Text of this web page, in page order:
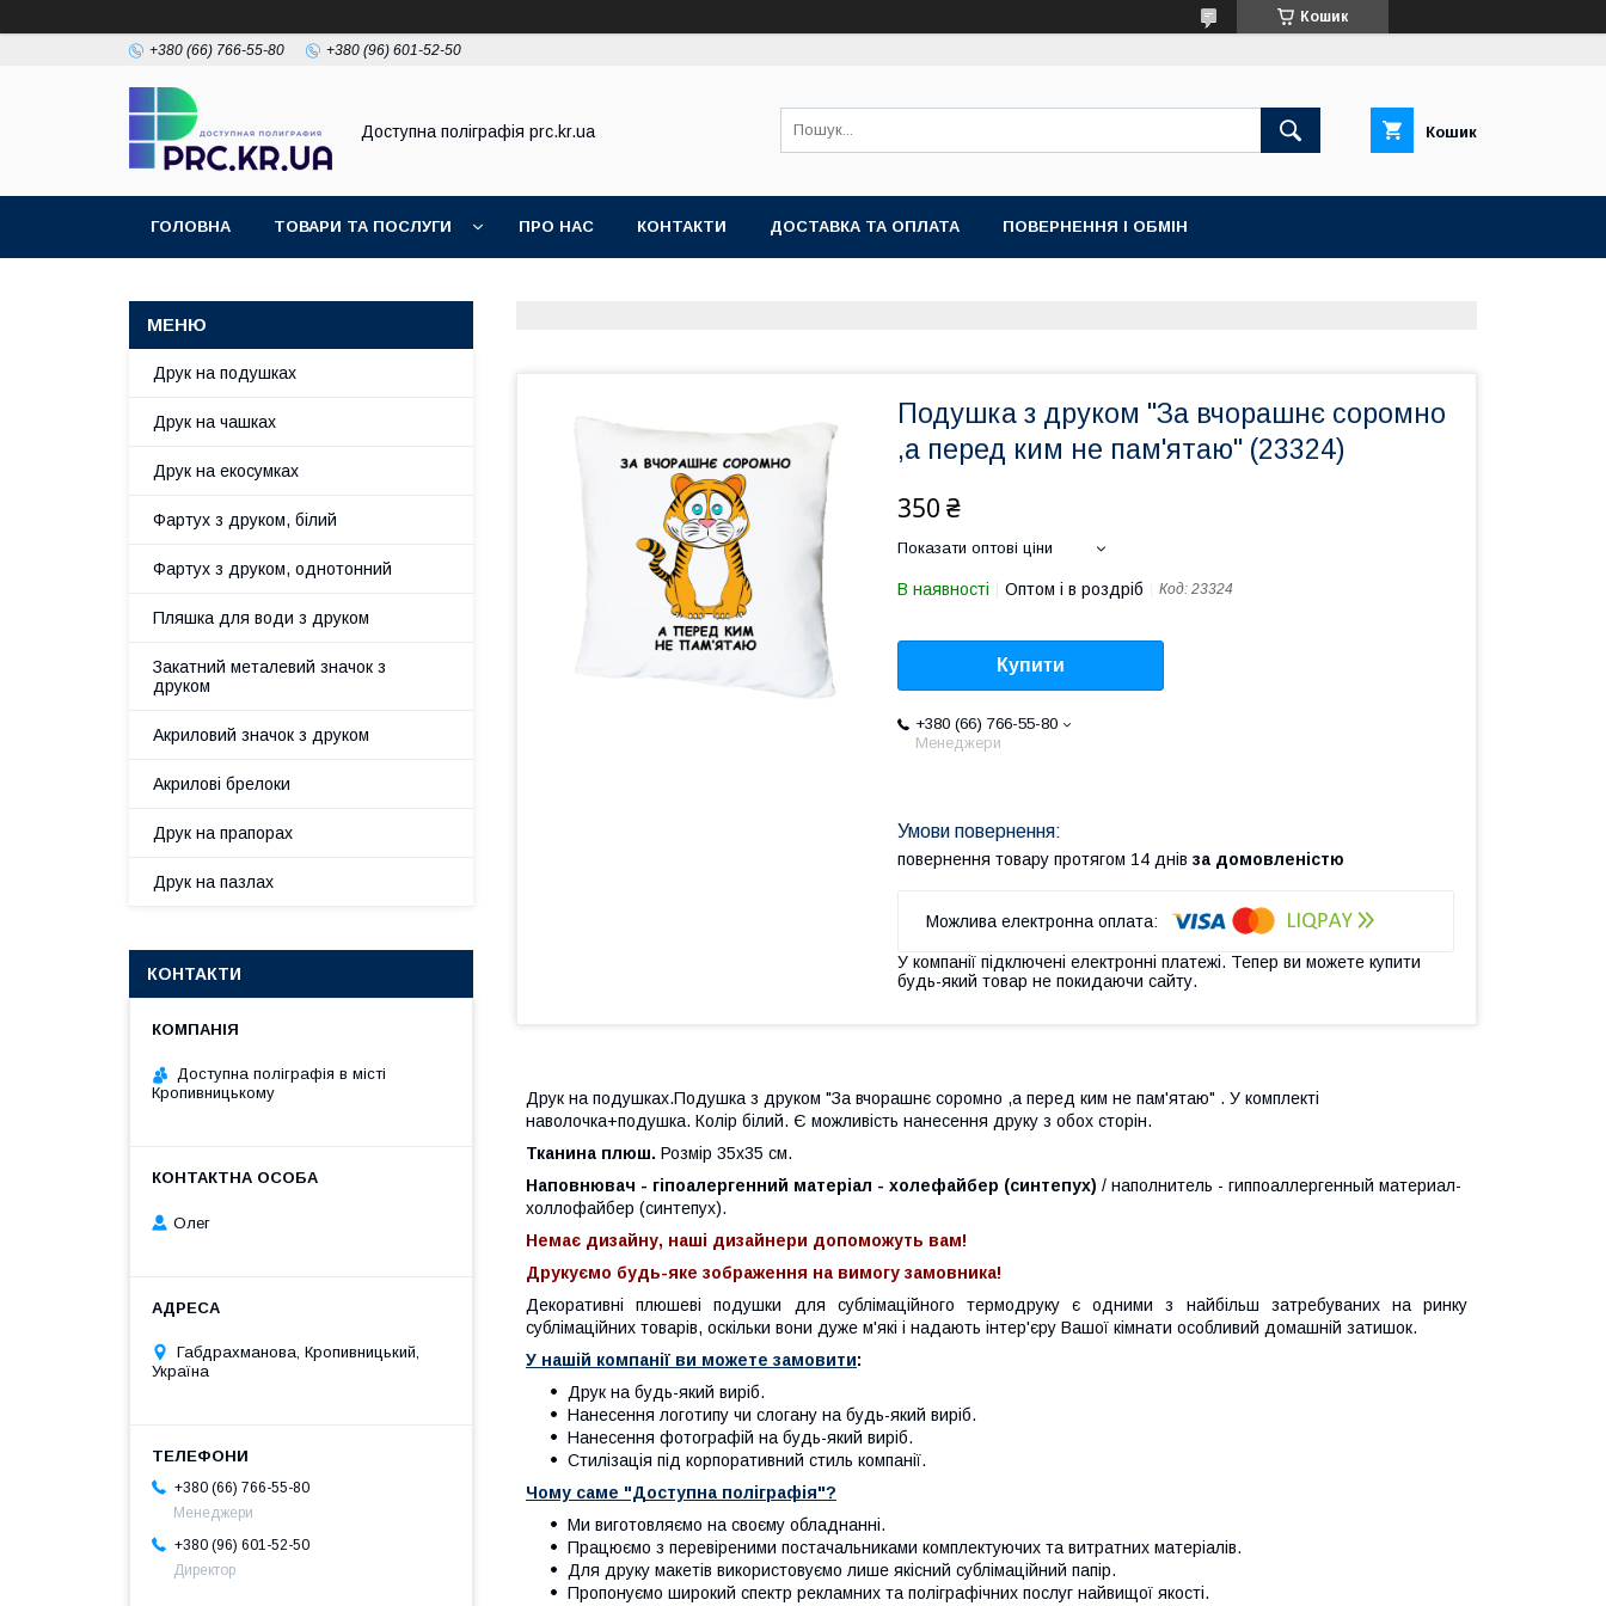
Кошик
+380 (66) 766-55-80 +380 (96) 601-52-50
Доступна поліграфія prc.kr.ua Кошик
ГОЛОВНА ТОВАРИ ТА ПОСЛУГИ ПРО НАС КОНТАКТИ ДОСТАВКА ТА ОПЛАТА ПОВЕРНЕННЯ І ОБМІН
Подушка з друком "За вчорашнє соромно
,а перед ким не пам'ятаю" (23324)
350 ₴
Показати оптові ціни
В наявності Оптом і в роздріб Код: 23324
Купити
+380 (66) 766-55-80
Менеджери
повернення товару протягом 14 днів за домовленістю
У компанії підключені електронні платежі. Тепер ви можете купити
будь-який товар не покидаючи сайту.
Друк на подушках.Подушка з друком "За вчорашнє соромно ,а перед ким не пам'ятаю" . У комплекті
наволочка+подушка. Колір білий. Є можливість нанесення друку з обох сторін.
Тканина плюш. Розмір 35х35 см.
Наповнювач - гіпоалергенний матеріал - холефайбер (синтепух) / наполнитель - гиппоаллергенный материал-
холлофайбер (синтепух).
Немає дизайну, наші дизайнери допоможуть вам!
Друкуємо будь-яке зображення на вимогу замовника!
Декоративні плюшеві подушки для сублімаційного термодруку є одними з найбільш затребуваних на ринку
сублімаційних товарів, оскільки вони дуже м'які і надають інтер'єру Вашої кімнати особливий домашній затишок.
У нашій компанії ви можете замовити:
Друк на будь-який виріб.
Нанесення логотипу чи слогану на будь-який виріб.
Нанесення фотографій на будь-який виріб.
Стилізація під корпоративний стиль компанії.
Чому саме "Доступна поліграфія"?
Ми виготовляємо на своєму обладнанні.
Працюємо з перевіреними постачальниками комплектуючих та витратних матеріалів.
Для друку макетів використовуємо лише якісний сублімаційний папір.
Пропонуємо широкий спектр рекламних та поліграфічних послуг найвищої якості.
Друк на подушках
Друк на чашках
Друк на екосумках
Фартух з друком, білий
Фартух з друком, однотонний
Пляшка для води з друком
Закатний металевий значок з
друком
Акриловий значок з друком
Акрилові брелоки
Друк на прапорах
Друк на пазлах
КОНТАКТИ
Доступна поліграфія в місті
Кропивницькому
Олег
Габдрахманова, Кропивницький,
Україна
+380 (66) 766-55-80
Менеджери
+380 (96) 601-52-50
Директор